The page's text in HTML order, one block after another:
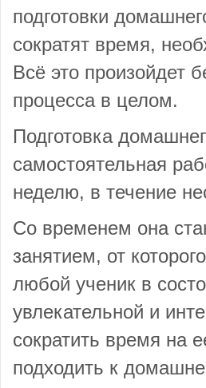
подготовки
сократят время,
Всё это произойдет
процесса в целом.
Подготовка
самостоятельная
неделю, в течение
Со временем она
занятием, от
любой ученик в
увлекательной и
сократить время на
подходить к